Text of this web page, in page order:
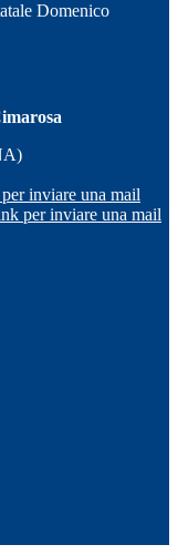
Domenico
inviare una mail
per inviare una mail